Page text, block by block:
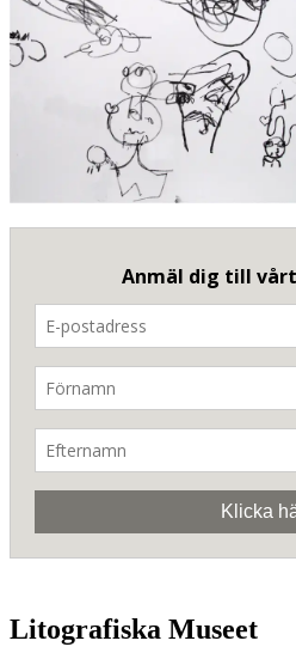
Litografiska Museet